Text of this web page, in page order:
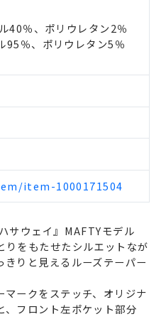
40％、ポリウレタン2％
95％、ポリウレタン5％
item-1000171504
サウェイ』MAFTYモデル
りをもたせたシルエットなが
りと見えるルーズテーパー
マークをステッチ、オリジナ
、フロント左ポケット部分